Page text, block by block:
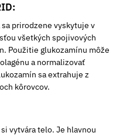
prirodzene vyskytuje v
všetkých spojivových
Použitie glukozamínu môže
a normalizovať
sa extrahuje z
kôrovcov.
vytvára telo. Je hlavnou